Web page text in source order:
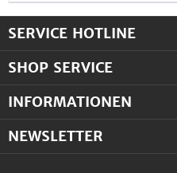
SERVICE HOTLINE
SHOP SERVICE
INFORMATIONEN
NEWSLETTER